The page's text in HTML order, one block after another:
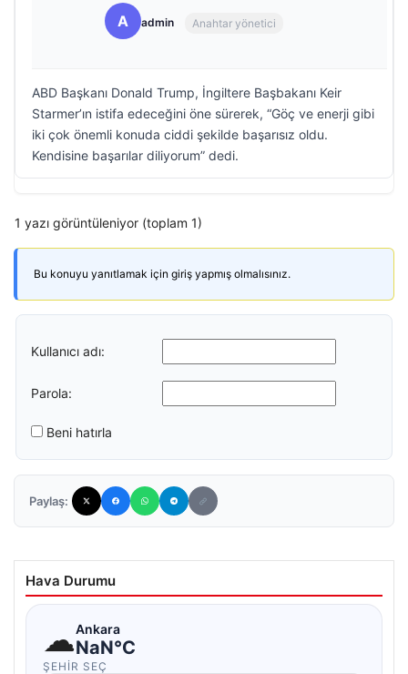
A admin Anahtar yönetici
ABD Başkanı Donald Trump, İngiltere Başbakanı Keir
Starmer’ın istifa edeceğini öne sürerek, “Göç ve enerji gibi
iki çok önemli konuda ciddi şekilde başarısız oldu.
Kendisine başarılar diliyorum” dedi.
1 yazı görüntüleniyor (toplam 1)
Bu konuyu yanıtlamak için giriş yapmış olmalısınız.
Kullanıcı adı:
Parola:
Beni hatırla
Paylaş:
Hava Durumu
☁Ankara
NaN°C
ŞEHIR SEÇ